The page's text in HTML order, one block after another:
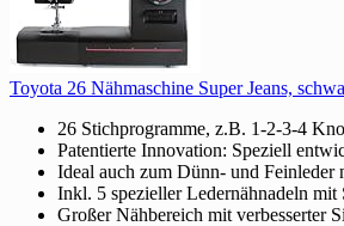
Toyota 26 Nähmaschine Super Jeans,
26 Stichprogramme, z.B. 1-2-3-4
Patentierte Innovation: Speziell
Ideal auch zum Dünn- und Feinleder
Inkl. 5 spezieller Ledernähnadeln mit
Großer Nähbereich mit verbesserter